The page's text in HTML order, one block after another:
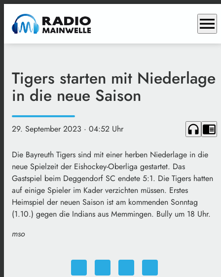
menu
Tigers starten mit Niederlage
in die neue Saison
29. September 2023 · 04:52 Uhr headphones chrome_reader_mode
Die Bayreuth Tigers sind mit einer herben Niederlage in die
neue Spielzeit der Eishockey-Oberliga gestartet. Das
Gastspiel beim Deggendorf SC endete 5:1. Die Tigers hatten
auf einige Spieler im Kader verzichten müssen. Erstes
Heimspiel der neuen Saison ist am kommenden Sonntag
(1.10.) gegen die Indians aus Memmingen. Bully um 18 Uhr.
mso